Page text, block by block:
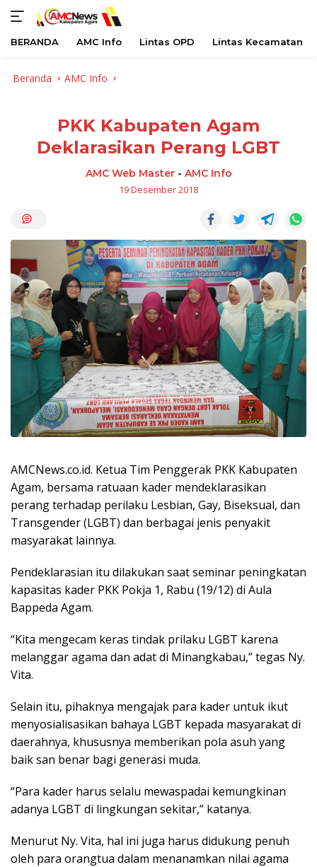
BERANDA AMC Info Lintas OPD Lintas Kecamatan
Beranda AMC Info
PKK Kabupaten Agam
Deklarasikan Perang LGBT
AMC Web Master- AMC Info
19 Desember 2018
AMCNews.co.id. Ketua Tim Penggerak PKK Kabupaten
Agam, bersama ratuaan kader mendeklarasikan
perang terhadap perilaku Lesbian, Gay, Biseksual, dan
Transgender (LGBT) dan berbagai jenis penyakit
masyarakat lainnya.
Pendeklarasian itu dilakukan saat seminar peningkatan
kapasitas kader PKK Pokja 1, Rabu (19/12) di Aula
Bappeda Agam.
“Kita mengecam keras tindak prilaku LGBT karena
melanggar agama dan adat di Minangkabau,” tegas Ny.
Vita.
Selain itu, pihaknya mengajak para kader untuk ikut
menyosialisasikan bahaya LGBT kepada masyarakat di
daerahnya, khususnya memberikan pola asuh yang
baik san benar bagi generasi muda.
“Para kader harus selalu mewaspadai kemungkinan
adanya LGBT di lingkungan sekitar,” katanya.
Menurut Ny. Vita, hal ini juga harus didukung penuh
oleh para orangtua dalam menanamkan nilai agama